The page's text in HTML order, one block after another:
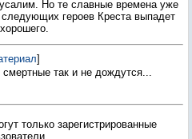
Но те славные времена уже
героев Креста выпадет
]
смертные так и не дождутся...
только зарегистрированные